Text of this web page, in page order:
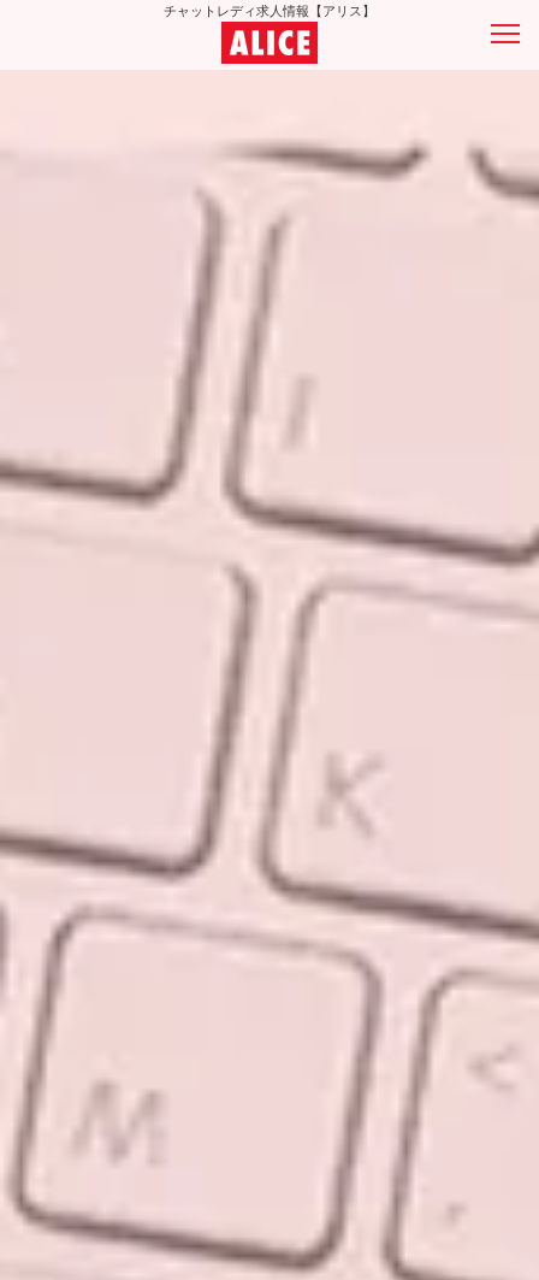
チャットレディ求人情報【アリス】